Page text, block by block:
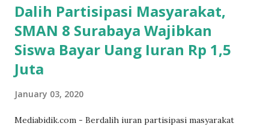
Dalih Partisipasi Masyarakat,
SMAN 8 Surabaya Wajibkan
Siswa Bayar Uang Iuran Rp 1,5
Juta
January 03, 2020
Mediabidik.com - Berdalih iuran partisipasi masyarakat